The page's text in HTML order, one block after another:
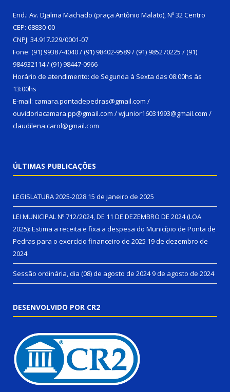
End.: Av. Djalma Machado (praça Antônio Malato), Nº 32 Centro
CEP: 68830-00
CNPJ: 34.917.229/0001-07
Fone: (91) 99387-4040 / (91) 98402-9589 / (91) 985270225 / (91)
984932114 / (91) 98447-0966
Horário de atendimento: de Segunda à Sexta das 08:00hs às
13:00hs
E-mail: camara.pontadepedras@gmail.com /
ouvidoriacamara.pp@gmail.com / wjunior16031993@gmail.com /
claudilena.carol@gmail.com
ÚLTIMAS PUBLICAÇÕES
LEGISLATURA 2025-2028 15 de janeiro de 2025
LEI MUNICIPAL Nº 712/2024, DE 11 DE DEZEMBRO DE 2024 (LOA
2025): Estima a receita e fixa a despesa do Município de Ponta de
Pedras para o exercício financeiro de 2025 19 de dezembro de
2024
Sessão ordinária, dia (08) de agosto de 20249 de agosto de 2024
DESENVOLVIDO POR CR2